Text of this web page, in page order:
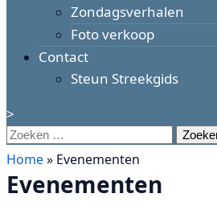
Zondagsverhalen
Foto verkoop
Contact
Steun Streekgids
>
Zoeken
naar:
Home» Evenementen
Evenementen